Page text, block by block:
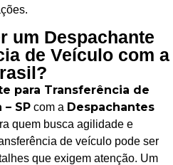
um Despachante
de Veículo com a
para Transferência de
SP com a Despachantes
quem busca agilidade e
de veículo pode ser
que exigem atenção. Um